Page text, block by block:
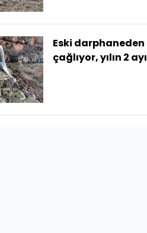
Eski darphaneden
çağlıyor, yılın 2 ayı